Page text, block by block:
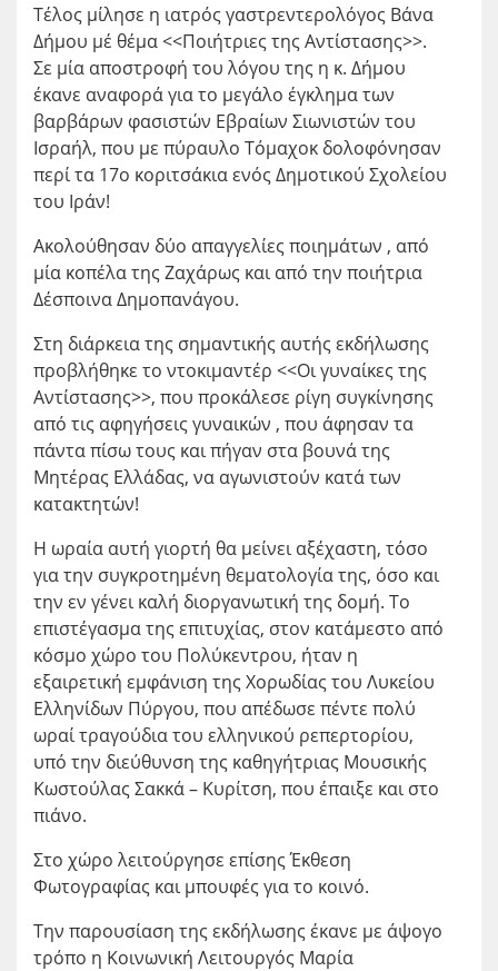
Τέλος μίλησε η ιατρός γαστρεντερολόγος Βάνα
Δήμου μέ θέμα <<Ποιήτριες της Αντίστασης>>.
Σε μία αποστροφή του λόγου της η κ. Δήμου
έκανε αναφορά για το μεγάλο έγκλημα των
βαρβάρων φασιστών Εβραίων Σιωνιστών του
Ισραήλ, που με πύραυλο Τόμαχοκ δολοφόνησαν
περί τα 17ο κοριτσάκια ενός Δημοτικού Σχολείου
του Ιράν!
Ακολούθησαν δύο απαγγελίες ποιημάτων , από
μία κοπέλα της Ζαχάρως και από την ποιήτρια
Δέσποινα Δημοπανάγου.
Στη διάρκεια της σημαντικής αυτής εκδήλωσης
προβλήθηκε το ντοκιμαντέρ <<Οι γυναίκες της
Αντίστασης>>, που προκάλεσε ρίγη συγκίνησης
από τις αφηγήσεις γυναικών , που άφησαν τα
πάντα πίσω τους και πήγαν στα βουνά της
Μητέρας Ελλάδας, να αγωνιστούν κατά των
κατακτητών!
Η ωραία αυτή γιορτή θα μείνει αξέχαστη, τόσο
για την συγκροτημένη θεματολογία της, όσο και
την εν γένει καλή διοργανωτική της δομή. Το
επιστέγασμα της επιτυχίας, στον κατάμεστο από
κόσμο χώρο του Πολύκεντρου, ήταν η
εξαιρετική εμφάνιση της Χορωδίας του Λυκείου
Ελληνίδων Πύργου, που απέδωσε πέντε πολύ
ωραί τραγούδια του ελληνικού ρεπερτορίου,
υπό την διεύθυνση της καθηγήτριας Μουσικής
Κωστούλας Σακκά – Κυρίτση, που έπαιξε και στο
πιάνο.
Στο χώρο λειτούργησε επίσης Έκθεση
Φωτογραφίας και μπουφές για το κοινό.
Την παρουσίαση της εκδήλωσης έκανε με άψογο
τρόπο η Κοινωνική Λειτουργός Μαρία